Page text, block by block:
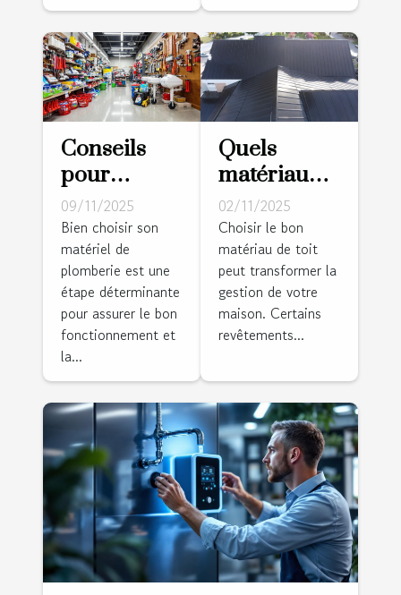
Conseils
pour
choisir le
matériel de
plomberie
adapté à
vos besoins
09/11/2025
Bien choisir son
matériel de
plomberie est une
étape déterminante
pour assurer le bon
fonctionnement et
la...
Quels
matériaux
de toit
nécessitent
le moins
d'entretien
?
02/11/2025
Choisir le bon
matériau de toit
peut transformer la
gestion de votre
maison. Certains
revêtements...